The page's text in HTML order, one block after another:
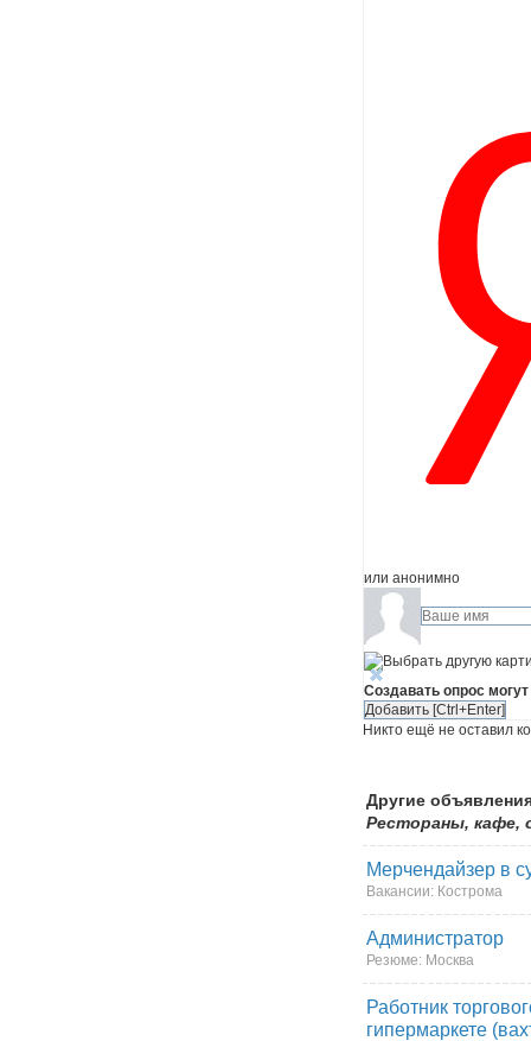
или анонимно
Создавать опрос
Никто ещё не оставил
Другие
Рестораны, кафе,
Мерчендайзер в
Вакансии: Кострома
Администратор
Резюме: Москва
Работник
гипермаркете